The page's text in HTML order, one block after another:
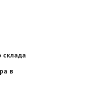
склада
в